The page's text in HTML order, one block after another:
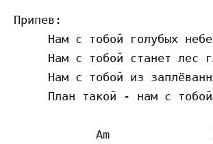
Припев:
Нам с тобой голубых
Нам с тобой станет лес
Нам с тобой из
План такой - нам с
Am